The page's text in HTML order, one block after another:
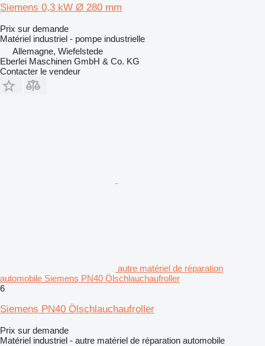
Siemens 0,3 kW Ø 280 mm
Prix sur demande
Matériel industriel - pompe industrielle
Allemagne, Wiefelstede
Eberlei Maschinen GmbH & Co. KG
Contacter le vendeur
autre matériel de réparation
automobile Siemens PN40 Ölschlauchaufroller
6
Siemens PN40 Ölschlauchaufroller
Prix sur demande
Matériel industriel - autre matériel de réparation automobile